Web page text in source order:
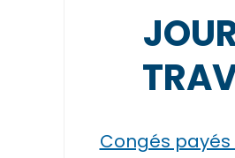
Congés